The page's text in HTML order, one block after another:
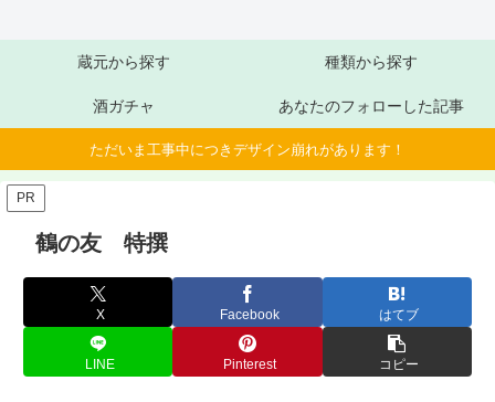
蔵元から探す 種類から探す
酒ガチャ あなたのフォローした記事
ただいま工事中につきデザイン崩れがあります！
PR
鶴の友 特撰
X Facebook はてブ
LINE Pinterest コピー